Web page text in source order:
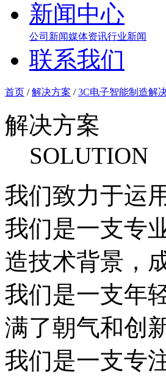
新闻中心
公司新闻媒体资讯行业新闻
联系我们
首页 /解决方案 /3C电子智能制造解
解决方案
SOLUTION
我们致力于运
我们是一支专
造技术背景，
我们是一支年
满了朝气和创
我们是一支专